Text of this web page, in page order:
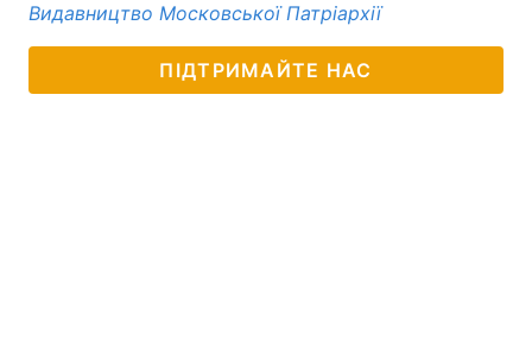
Видавництво Московської Патріархії
ПІДТРИМАЙТЕ НАС